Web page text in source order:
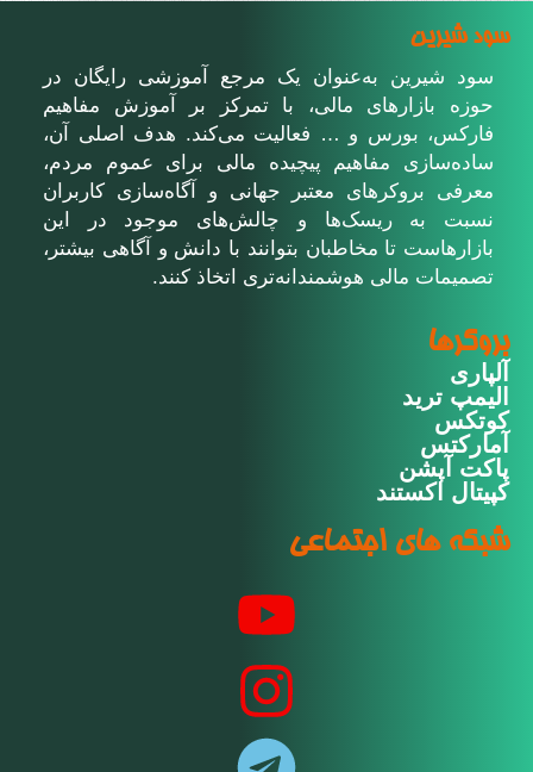
سود شیرین
سود شیرین به‌عنوان یک مرجع آموزشی رایگان در
حوزه بازارهای مالی، با تمرکز بر آموزش مفاهیم
فارکس، بورس و … فعالیت می‌کند. هدف اصلی آن،
ساده‌سازی مفاهیم پیچیده مالی برای عموم مردم،
معرفی بروکرهای معتبر جهانی و آگاه‌سازی کاربران
نسبت به ریسک‌ها و چالش‌های موجود در این
بازارهاست تا مخاطبان بتوانند با دانش و آگاهی بیشتر،
تصمیمات مالی هوشمندانه‌تری اتخاذ کنند.
بروکرها
آلپاری
الیمپ ترید
کوتکس
آمارکتس
پاکت آپشن
کپیتال اکستند
شبکه های اجتماعی